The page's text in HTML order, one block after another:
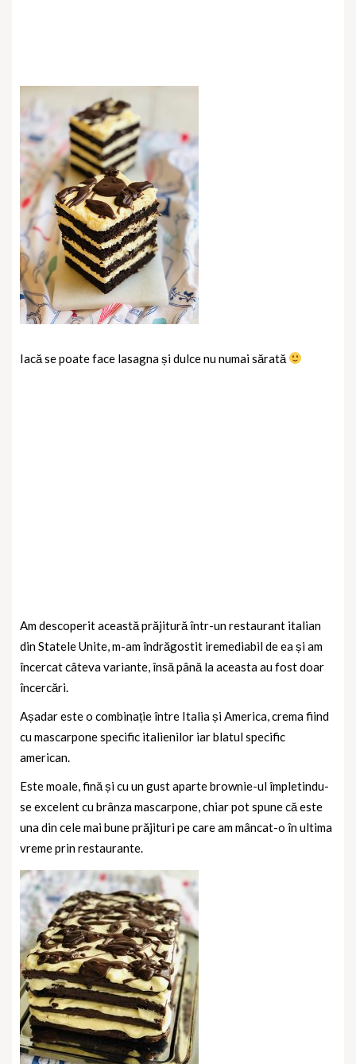
Iacă se poate face lasagna și dulce nu numai sărată
Am descoperit această prăjitură într-un restaurant italian
din Statele Unite, m-am îndrăgostit iremediabil de ea și am
încercat câteva variante, însă până la aceasta au fost doar
încercări.
Așadar este o combinație între Italia și America, crema fiind
cu mascarpone specific italienilor iar blatul specific
american.
Este moale, fină și cu un gust aparte brownie-ul împletindu-
se excelent cu brânza mascarpone, chiar pot spune că este
una din cele mai bune prăjituri pe care am mâncat-o în ultima
vreme prin restaurante.